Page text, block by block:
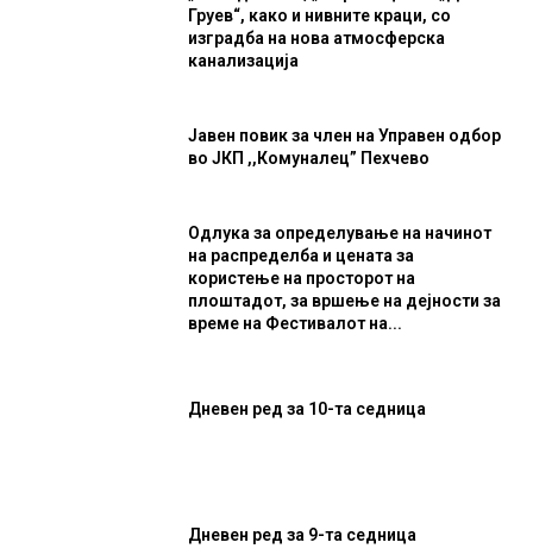
Груев“, како и нивните краци, со
изградба на нова атмосферска
канализација
Јавен повик за член на Управен одбор
во ЈКП ,,Комуналец” Пехчево
Одлука за определување на начинот
на распределба и цената за
користење на просторот на
плоштадот, за вршење на дејности за
време на Фестивалот на...
Дневен ред за 10-та седница
Дневен ред за 9-та седница